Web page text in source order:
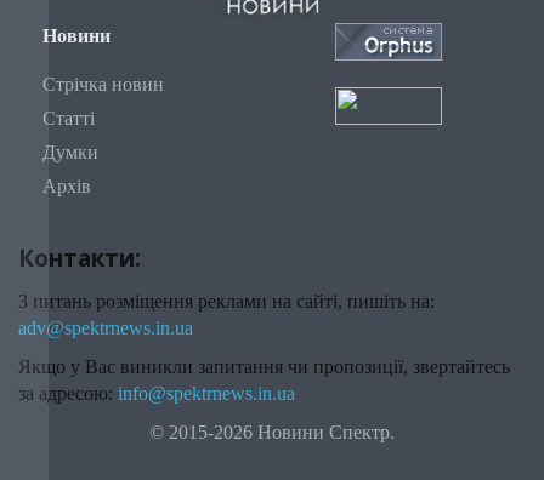
Новини
Стрічка новин
Статті
Думки
Архів
Контакти:
З питань розміщення реклами на сайті, пишіть на:
adv@spektrnews.in.ua
Якщо у Вас виникли запитання чи пропозиції, звертайтесь
за адресою: info@spektrnews.in.ua
© 2015-2026 Новини Спектр.